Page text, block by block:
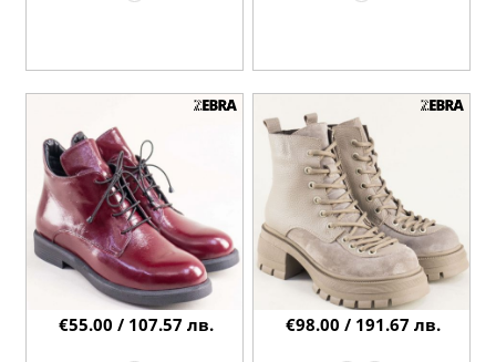
€55.00 / 107.57 лв. €98.00 / 191.67 лв.